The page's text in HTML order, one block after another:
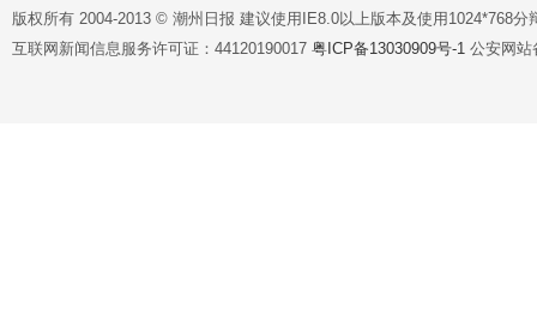
版权所有 2004-2013 © 潮州日报 建议使用IE8.0以上版本及使用1024*768分
互联网新闻信息服务许可证：44120190017 粤ICP备13030909号-1 公安网站